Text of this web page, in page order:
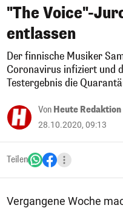
"The Voice"-
entlassen
Der finnische Musiker
Coronavirus infiziert und
Testergebnis die
Von Heute Redaktion
28.10.2020, 09:13
Teilen
Vergangene Woche